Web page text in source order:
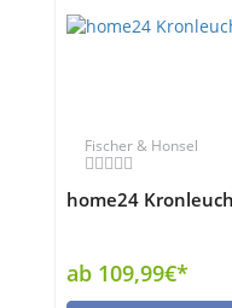
Fischer & Honsel
home24
ab 109,99€*